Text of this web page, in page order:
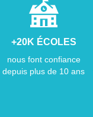
+20K ÉCOLES
nous font confiance
depuis plus de 10 ans